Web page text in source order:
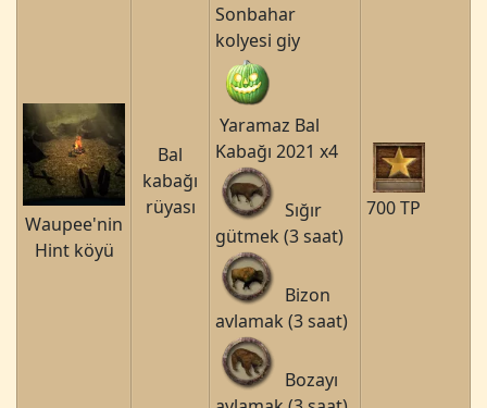
Waupee'nin
Hint köyü
Bal
kabağı
rüyası
Sonbahar
kolyesi giy
Yaramaz Bal
Kabağı 2021 x4
Sığır
gütmek (3 saat)
Bizon
avlamak (3 saat)
Bozayı
700 TP